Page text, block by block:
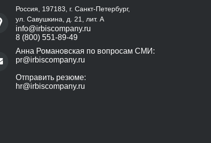
Россия, 197183, г. Санкт-Петербург,
ул. Савушкина, д. 21, лит. А
info@irbiscompany.ru
8 (800) 551-89-49
Анна Романовская по вопросам СМИ:
pr@irbiscompany.ru
Отправить резюме:
hr@irbiscompany.ru